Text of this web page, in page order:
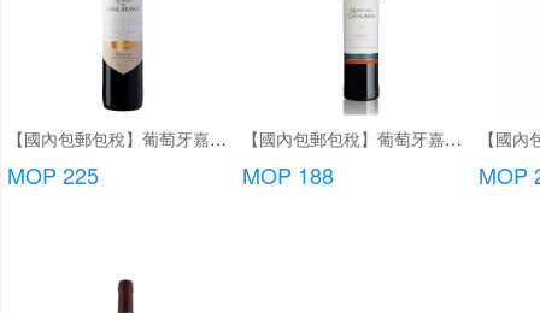
【國內包郵包稅】葡萄牙嘉薩唐尼加珍藏紅酒
MOP 225
【國內包郵包稅】葡萄牙嘉薩利紅酒/特級紅酒/頂級紅酒
MOP 188 MOP